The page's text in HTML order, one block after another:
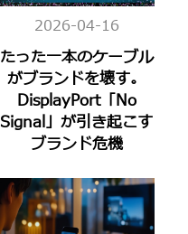
2026-04-16
たった一本のケーブル
がブランドを壊す。
DisplayPort「No
Signal」が引き起こす
ブランド危機